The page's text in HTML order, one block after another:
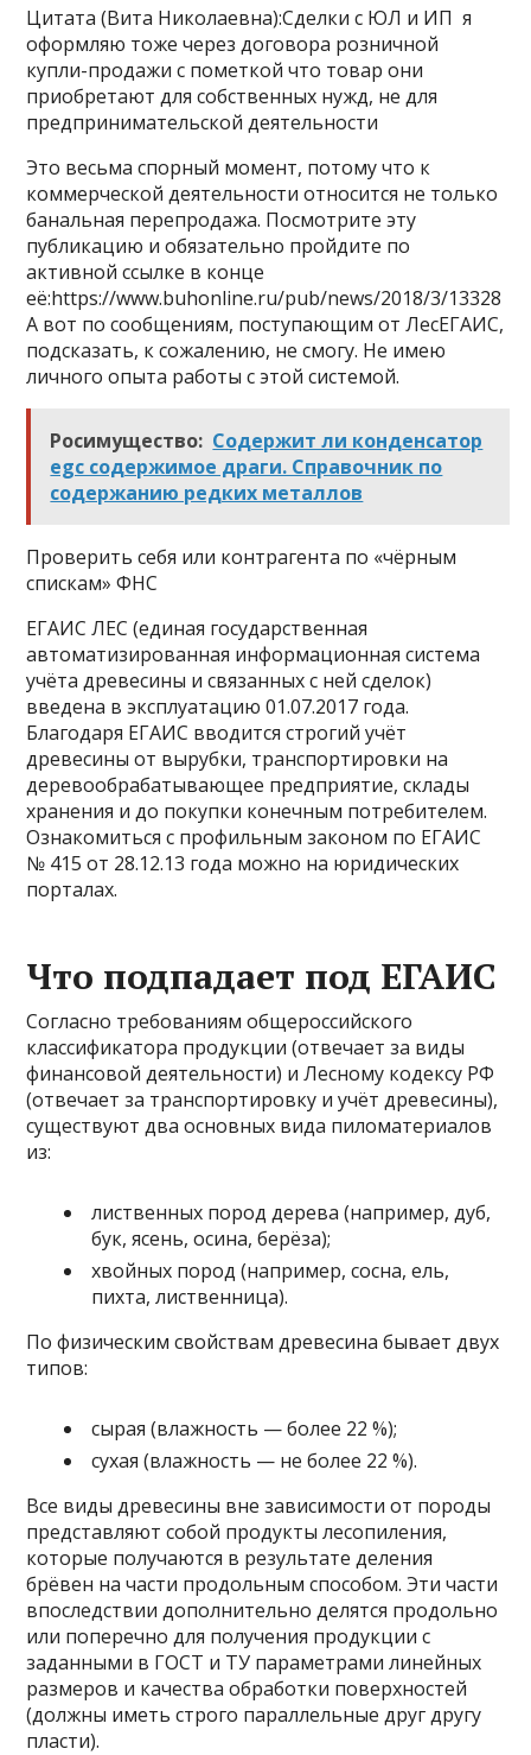
Цитата (Вита Николаевна):Сделки с ЮЛ и ИП я
оформляю тоже через договора розничной
купли-продажи с пометкой что товар они
приобретают для собственных нужд, не для
предпринимательской деятельности
Это весьма спорный момент, потому что к
коммерческой деятельности относится не только
банальная перепродажа. Посмотрите эту
публикацию и обязательно пройдите по
активной ссылке в конце
её:https://www.buhonline.ru/pub/news/2018/3/13328
А вот по сообщениям, поступающим от ЛесЕГАИС,
подсказать, к сожалению, не смогу. Не имею
личного опыта работы с этой системой.
Росимущество: Содержит ли конденсатор
egc содержимое драги. Справочник по
содержанию редких металлов
Проверить себя или контрагента по «чёрным
спискам» ФНС
ЕГАИС ЛЕС (единая государственная
автоматизированная информационная система
учёта древесины и связанных с ней сделок)
введена в эксплуатацию 01.07.2017 года.
Благодаря ЕГАИС вводится строгий учёт
древесины от вырубки, транспортировки на
деревообрабатывающее предприятие, склады
хранения и до покупки конечным потребителем.
Ознакомиться с профильным законом по ЕГАИС
№ 415 от 28.12.13 года можно на юридических
порталах.
Что подпадает под ЕГАИС
Согласно требованиям общероссийского
классификатора продукции (отвечает за виды
финансовой деятельности) и Лесному кодексу РФ
(отвечает за транспортировку и учёт древесины),
существуют два основных вида пиломатериалов
из:
лиственных пород дерева (например, дуб,
бук, ясень, осина, берёза);
хвойных пород (например, сосна, ель,
пихта, лиственница).
По физическим свойствам древесина бывает двух
типов:
сырая (влажность — более 22 %);
сухая (влажность — не более 22 %).
Все виды древесины вне зависимости от породы
представляют собой продукты лесопиления,
которые получаются в результате деления
брёвен на части продольным способом. Эти части
впоследствии дополнительно делятся продольно
или поперечно для получения продукции с
заданными в ГОСТ и ТУ параметрами линейных
размеров и качества обработки поверхностей
(должны иметь строго параллельные друг другу
пласти).